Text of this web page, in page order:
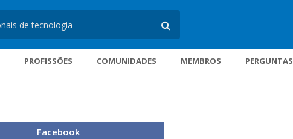
PROFISSÕES COMUNIDADES MEMBROS PERGUNTAS
Facebook